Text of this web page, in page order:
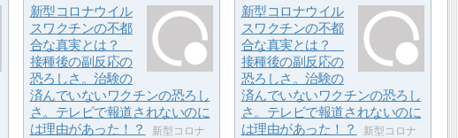
新型コロナウイル
スワクチンの不都
合な真実とは？
接種後の副反応の
恐ろしさ。治験の
済んでいないワクチンの恐ろし
さ。テレビで報道されないのに
は理由があった！？
新型コロナ
新型コロナウイル
スワクチンの不都
合な真実とは？
接種後の副反応の
恐ろしさ。治験の
済んでいないワクチンの恐ろし
さ。テレビで報道されないのに
は理由があった！？
新型コロナ